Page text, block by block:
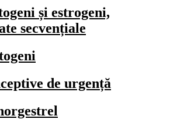
și estrogeni,
secvențiale
de urgență